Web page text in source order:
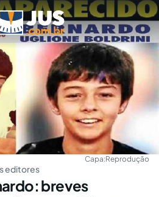
Capa:Reprodução
editores
breves